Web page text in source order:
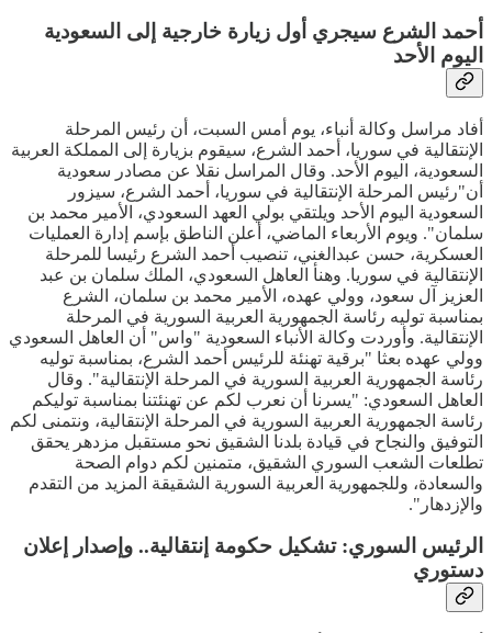
أحمد الشرع سيجري أول زيارة خارجية إلى السعودية
اليوم الأحد
أفاد مراسل وكالة أنباء، يوم أمس السبت، أن رئيس المرحلة
الإنتقالية في سوريا، أحمد الشرع، سيقوم بزيارة إلى المملكة العربية
السعودية، اليوم الأحد. وقال المراسل نقلا عن مصادر سعودية
أن"رئيس المرحلة الإنتقالية في سوريا، أحمد الشرع، سيزور
السعودية اليوم الأحد ويلتقي بولي العهد السعودي، الأمير محمد بن
سلمان". ويوم الأربعاء الماضي، أعلن الناطق بإسم إدارة العمليات
العسكرية، حسن عبدالغني، تنصيب أحمد الشرع رئيسا للمرحلة
الإنتقالية في سوريا. وهنأ العاهل السعودي، الملك سلمان بن عبد
العزيز آل سعود، وولي عهده، الأمير محمد بن سلمان، الشرع
بمناسبة توليه رئاسة الجمهورية العربية السورية في المرحلة
الإنتقالية. وأوردت وكالة الأنباء السعودية "واس" أن العاهل السعودي
وولي عهده بعثا "برقية تهنئة للرئيس أحمد الشرع، بمناسبة توليه
رئاسة الجمهورية العربية السورية في المرحلة الإنتقالية". وقال
العاهل السعودي: "يسرنا أن نعرب لكم عن تهنئتنا بمناسبة توليكم
رئاسة الجمهورية العربية السورية في المرحلة الإنتقالية، ونتمنى لكم
التوفيق والنجاح في قيادة بلدنا الشقيق نحو مستقبل مزدهر يحقق
تطلعات الشعب السوري الشقيق، متمنين لكم دوام الصحة
والسعادة، وللجمهورية العربية السورية الشقيقة المزيد من التقدم
والإزدهار".
الرئيس السوري: تشكيل حكومة إنتقالية.. وإصدار إعلان
دستوري